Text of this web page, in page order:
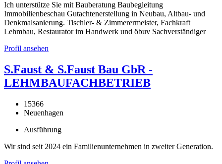
Ich unterstütze Sie mit Bauberatung Baubegleitung
Immobilienbeschau Gutachtenerstellung in Neubau, Altbau- und
Denkmalsanierung. Tischler- & Zimmerermeister, Fachkraft
Lehmbau, Restaurator im Handwerk und öbuv Sachverständiger
Profil ansehen
S.Faust & S.Faust Bau GbR -
LEHMBAUFACHBETRIEB
15366
Neuenhagen
Ausführung
Wir sind seit 2024 ein Familienunternehmen in zweiter Generation.